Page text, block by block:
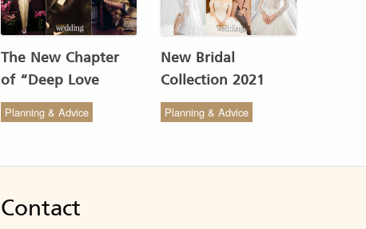
The New Chapter
of “Deep Love
Wedding Studio” :
รังสรรค์ผ้าทอของไทยให้
Planning & Advice
New Bridal
Collection 2021
from COCO CHIC
สวย เรียบง่าย สไตล์มินิ
Planning & Advice
Contact